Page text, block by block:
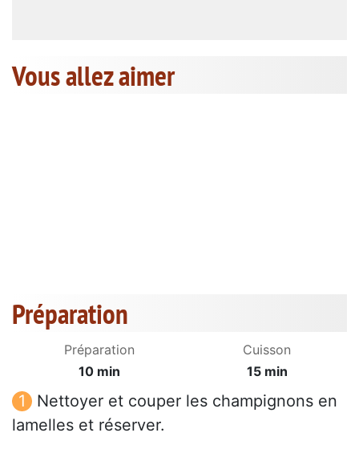
Vous allez aimer
Préparation
Préparation
10 min
Cuisson
15 min
Nettoyer et couper les champignons en
lamelles et réserver.